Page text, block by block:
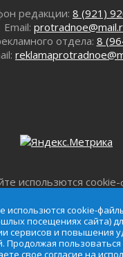
появилась
кантеле и Водяной
и
крик о помощи
редакции: 8 (921)
Email:
отдела: 8
использются
сервисов и
Продолжая
подтверждаете свое
файлов cookie в
использются cookie-
посещениях сайта)
сервисов и повышения
Продолжая
свое согласие на